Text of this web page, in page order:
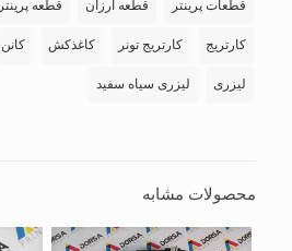
قطعات پرینتر قطعه ارزان قطعه پرینتر
کارتریج کارتریج تونر کاغذکش کانن
لیزری لیزری سیاه سفید
محصولات مشابه